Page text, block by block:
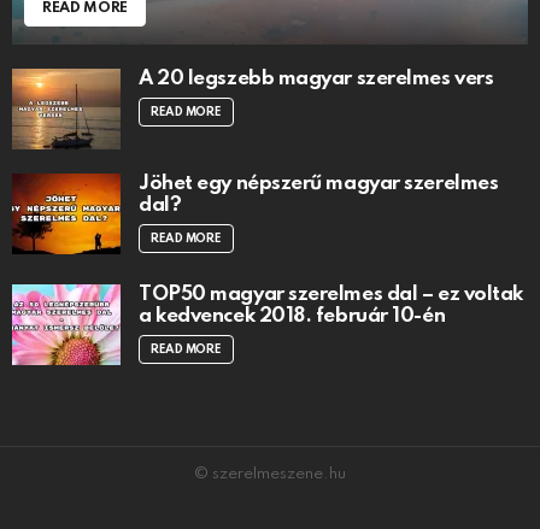
READ MORE
A 20 legszebb magyar szerelmes vers
READ MORE
Jöhet egy népszerű magyar szerelmes
dal?
READ MORE
TOP50 magyar szerelmes dal – ez voltak
a kedvencek 2018. február 10-én
READ MORE
© szerelmeszene.hu